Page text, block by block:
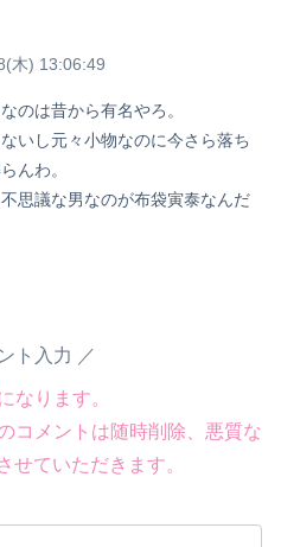
木) 13:06:49
のは昔から有名やろ。
いし元々小物なのに今さら落ち
んわ。
思議な男なのが布袋寅泰なんだ
ト入力
なります。
コメントは随時削除、悪質な
せていただきます。